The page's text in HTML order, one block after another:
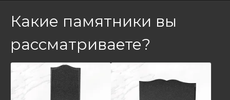
Какие памятники вы
рассматриваете?